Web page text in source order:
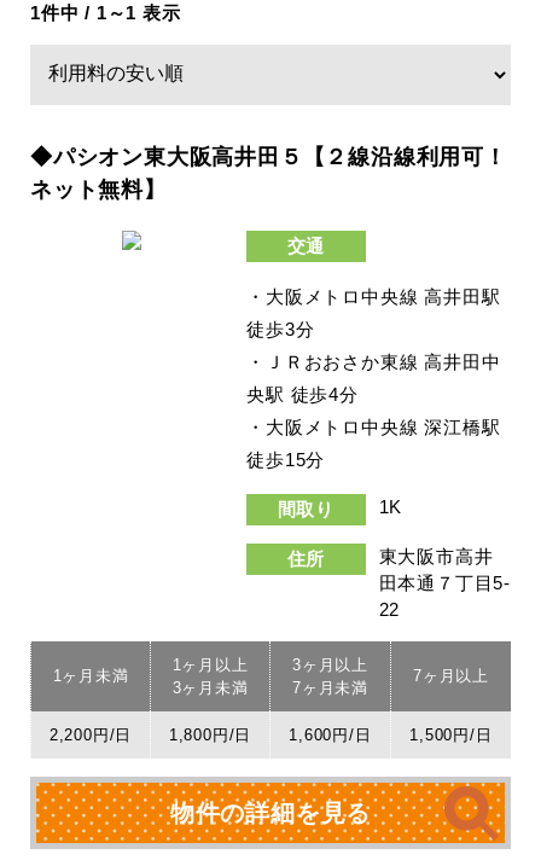
1件中 / 1～1 表示
◆パシオン東大阪高井田５【２線沿線利用可！
ネット無料】
交通
・大阪メトロ中央線 高井田駅
徒歩3分
・ＪＲおおさか東線 高井田中
央駅 徒歩4分
・大阪メトロ中央線 深江橋駅
徒歩15分
間取り 1K
住所
東大阪市高井
田本通７丁目5-
22
1ヶ月未満
1ヶ月以上
3ヶ月未満
3ヶ月以上
7ヶ月未満
7ヶ月以上
2,200円/日 1,800円/日 1,600円/日 1,500円/日
物件の詳細を見る